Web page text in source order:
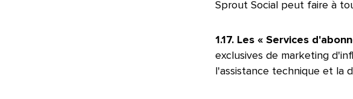
Sprout Social peut faire à
1.17. Les « Services
exclusives de marketing
l'assistance technique et la